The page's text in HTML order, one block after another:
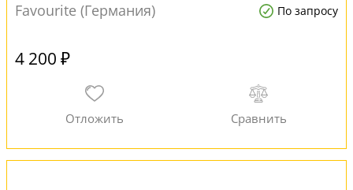
Favourite (Германия) По запросу
4 200 ₽